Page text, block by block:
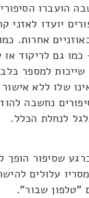
הועברו
יועדו לאזני
אחרות.
גם לריקוד
למספר
שלו ללא
נחשבה
לנחלת הכלל.
שסיפור הופך
עלולים
"טלפון שבור".